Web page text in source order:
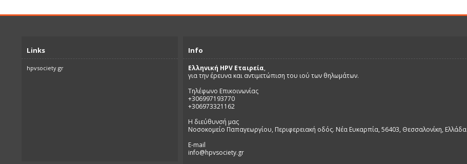
Links
hpvsociety.gr
Info
Ελληνική HPV Εταιρεία,
για την έρευνα και αντιμετώπιση του ιού των θηλωμάτων.
Τηλέφωνο Επικοινωνίας
+306997193770
+306973321162
Η διεύθυνσή μας
Νοσοκομείο Παπαγεωργίου, Περιφερειακή οδός. Νέα Ευκαρπία, 56403, Θεσσαλονίκη, Ελλάδα
E-mail
info@hpvsociety.gr